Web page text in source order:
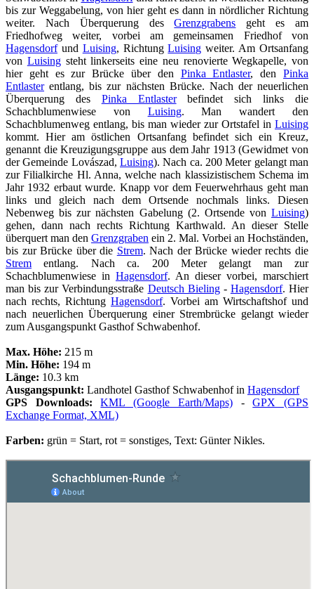
bis zur Weggabelung, von hier geht es dann in nördlicher Richtung
weiter. Nach Überquerung desGrenzgrabens geht es am
Friedhofweg weiter, vorbei am gemeinsamen Friedhof von
Hagensdorfund Luising, RichtungLuising weiter. Am Ortsanfang
von Luisingsteht linkerseits eine neu renovierte Wegkapelle, von
hier geht es zur Brücke über den Pinka Entlaster, denPinka
Entlasterentlang, bis zur nächsten Brücke. Nach der neuerlichen
Überquerung des Pinka Entlasterbefindet sich links die
Schachblumenwiese von Luising. Man wandert den
Schachblumenweg entlang, bis man wieder zur Ortstafel in Luising
kommt. Hier am östlichen Ortsanfang befindet sich ein Kreuz,
genannt die Kreuzigungsgruppe aus dem Jahr 1913 (Gewidmet von
der Gemeinde Lovászad, Luising). Nach ca. 200 Meter gelangt man
zur Filialkirche Hl. Anna, welche nach klassizistischem Schema im
Jahr 1932 erbaut wurde. Knapp vor dem Feuerwehrhaus geht man
links und gleich nach dem Ortsende nochmals links. Diesen
Nebenweg bis zur nächsten Gabelung (2. Ortsende von Luising)
gehen, dann nach rechts Richtung Karthwald. An dieser Stelle
überquert man den Grenzgraben ein 2. Mal. Vorbei an Hochständen,
bis zur Brücke über die Strem. Nach der Brücke wieder rechts die
Strem entlang. Nach ca. 200 Meter gelangt man zur
Schachblumenwiese in Hagensdorf. An dieser vorbei, marschiert
man bis zur Verbindungsstraße Deutsch Bieling- Hagensdorf. Hier
nach rechts, Richtung Hagensdorf. Vorbei am Wirtschaftshof und
nach neuerlichen Überquerung einer Strembrücke gelangt wieder
zum Ausgangspunkt Gasthof Schwabenhof.
Max. Höhe: 215 m
Min. Höhe: 194 m
Länge: 10.3 km
Ausgangspunkt: Landhotel Gasthof Schwabenhof in Hagensdorf
GPS Downloads:
KML (Google Earth/Maps)-GPX (GPS
Exchange Format, XML)
Farben: grün = Start, rot = sonstiges, Text: Günter Nikles.